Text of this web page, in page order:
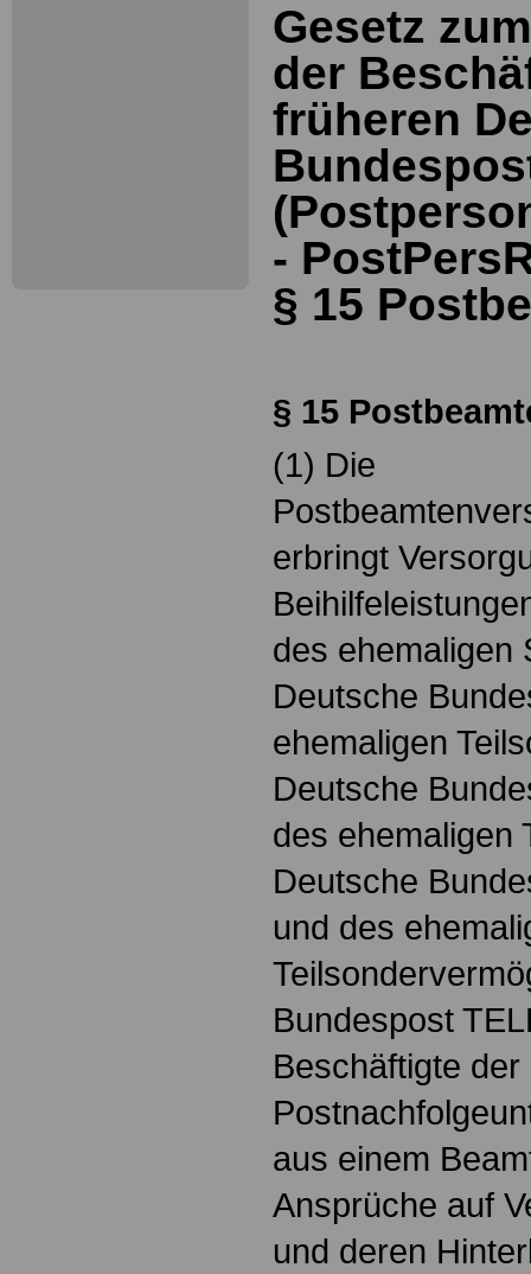
Gesetz
der
früheren
-
§ 15
§ 15
(1) Die
erbringt
des ehemaligen
Deutsche
ehemaligen
Deutsche
des ehemaligen
Deutsche
und des
Bundespost
Beschäftigte der
aus einem
Ansprüche auf
und deren